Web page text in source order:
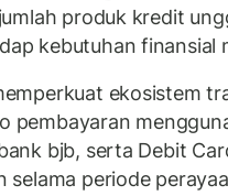
produk kredit
kebutuhan finansial
ekosistem
pembayaran
bjb, serta Debit
selama periode